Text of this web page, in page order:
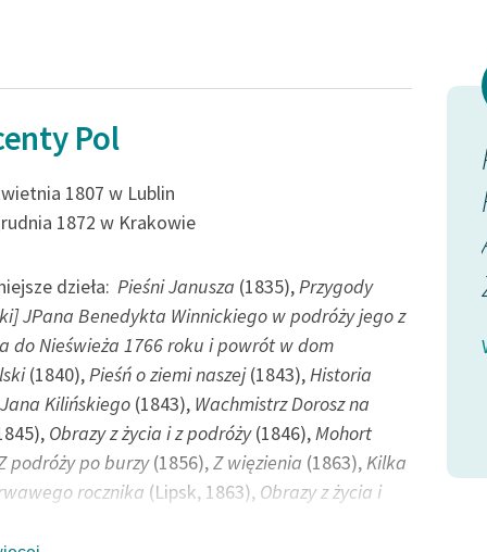
Odkurzamy bohaterów
Pol
1807 w Lublin
1872 w Krakowie
dzieła: Pieśni Janusza (1835),Przygody
JPana Benedykta Winnickiego w podróży jego z
do Nieświeża 1766 roku i powrót w dom
(1840),Pieśń o ziemi naszej(1843),Historia
Kilińskiego (1843), Wachmistrz Dorosz na
Obrazy z życia i z podróży(1846),Mohort
podróży po burzy(1856),Z więzienia (1863),Kilka
rocznika (Lipsk, 1863), Obrazy z życia i
Gdyby ci rodacy,
Wzięli się do pracy
I...
Wincenty Pol, [Leci liście z drzewa...]